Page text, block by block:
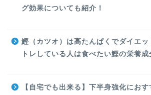
グ効果についても紹介！
鰹（カツオ）は高たんぱくでダイエ
トレしている人は食べたい鰹の栄養成
【自宅でも出来る】下半身強化にお